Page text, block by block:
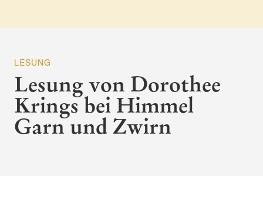
LESUNG
Lesung von Dorothee
Krings bei Himmel
Garn und Zwirn